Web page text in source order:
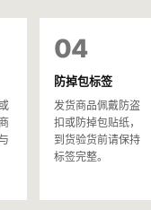
04
防掉包标签
发货商品佩戴防盗
扣或防掉包贴纸，
到货验货前请保持
标签完整。